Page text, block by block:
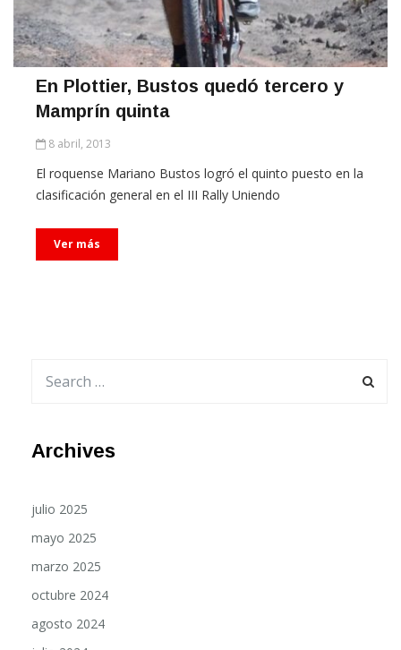
En Plottier, Bustos quedó tercero y
Mamprín quinta
8 abril, 2013
El roquense Mariano Bustos logró el quinto puesto en la
clasificación general en el III Rally Uniendo
mayo 2025
marzo 2025
octubre 2024
agosto 2024
julio 2024